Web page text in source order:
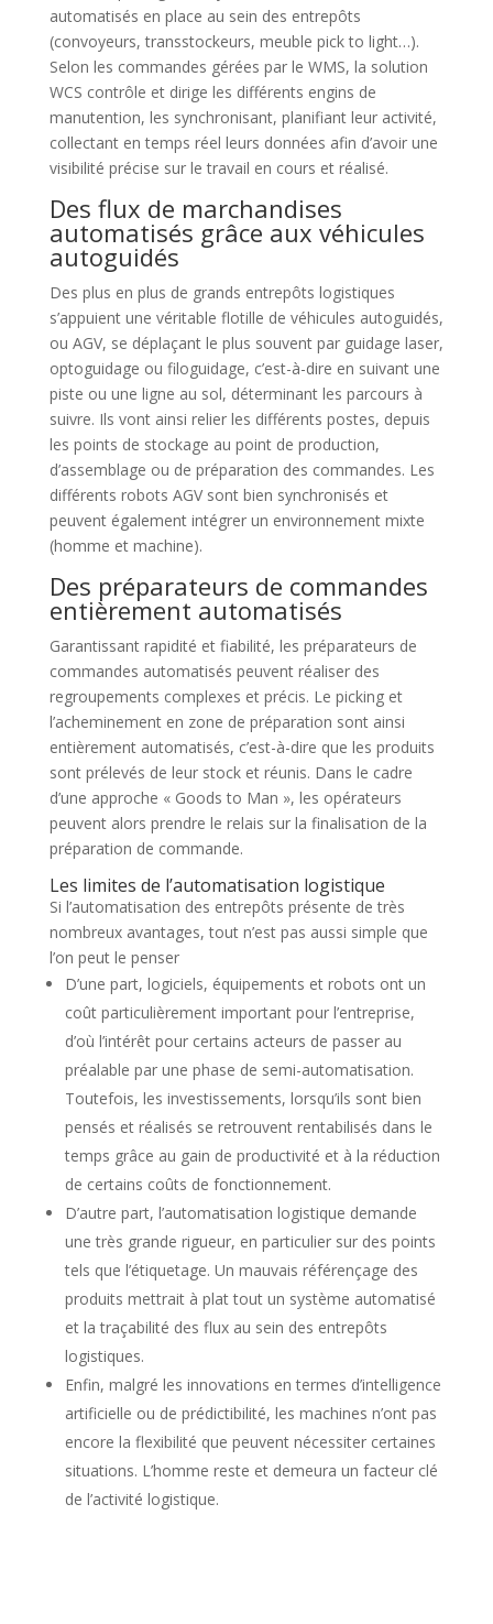
automatisés en place au sein des entrepôts
(convoyeurs, transstockeurs, meuble pick to light…).
Selon les commandes gérées par le WMS, la solution
WCS contrôle et dirige les différents engins de
manutention, les synchronisant, planifiant leur activité,
collectant en temps réel leurs données afin d’avoir une
visibilité précise sur le travail en cours et réalisé.
Des flux de marchandises
automatisés grâce aux véhicules
autoguidés
Des plus en plus de grands entrepôts logistiques
s’appuient une véritable flotille de véhicules autoguidés,
ou AGV, se déplaçant le plus souvent par guidage laser,
optoguidage ou filoguidage, c’est-à-dire en suivant une
piste ou une ligne au sol, déterminant les parcours à
suivre. Ils vont ainsi relier les différents postes, depuis
les points de stockage au point de production,
d’assemblage ou de préparation des commandes. Les
différents robots AGV sont bien synchronisés et
peuvent également intégrer un environnement mixte
(homme et machine).
Des préparateurs de commandes
entièrement automatisés
Garantissant rapidité et fiabilité, les préparateurs de
commandes automatisés peuvent réaliser des
regroupements complexes et précis. Le picking et
l’acheminement en zone de préparation sont ainsi
entièrement automatisés, c’est-à-dire que les produits
sont prélevés de leur stock et réunis. Dans le cadre
d’une approche « Goods to Man », les opérateurs
peuvent alors prendre le relais sur la finalisation de la
préparation de commande.
Les limites de l’automatisation logistique
Si l’automatisation des entrepôts présente de très
nombreux avantages, tout n’est pas aussi simple que
l’on peut le penser
D’une part, logiciels, équipements et robots ont un
coût particulièrement important pour l’entreprise,
d’où l’intérêt pour certains acteurs de passer au
préalable par une phase de semi-automatisation.
Toutefois, les investissements, lorsqu’ils sont bien
pensés et réalisés se retrouvent rentabilisés dans le
temps grâce au gain de productivité et à la réduction
de certains coûts de fonctionnement.
D’autre part, l’automatisation logistique demande
une très grande rigueur, en particulier sur des points
tels que l’étiquetage. Un mauvais référençage des
produits mettrait à plat tout un système automatisé
et la traçabilité des flux au sein des entrepôts
logistiques.
Enfin, malgré les innovations en termes d’intelligence
artificielle ou de prédictibilité, les machines n’ont pas
encore la flexibilité que peuvent nécessiter certaines
situations. L’homme reste et demeura un facteur clé
de l’activité logistique.